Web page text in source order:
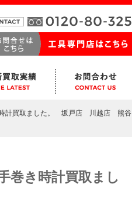
計買取ました。 坂戸店 川越店 熊谷
き時計買取まし